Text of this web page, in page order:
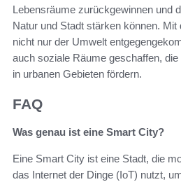
Lebensräume zurückgewinnen und
Natur und Stadt stärken können. Mit
nicht nur der Umwelt
auch soziale Räume geschaffen,
in urbanen Gebieten fördern.
FAQ
Was genau ist eine Smart City?
Eine Smart City ist eine Stadt, die
das Internet der Dinge (IoT) nutzt,